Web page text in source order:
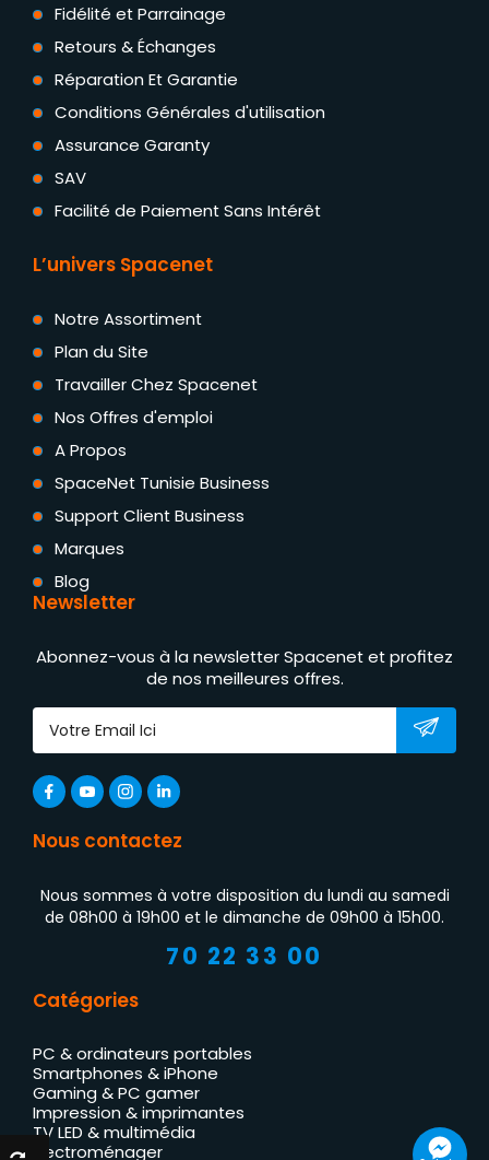
Fidélité et Parrainage
Retours & Échanges
Réparation Et Garantie
Conditions Générales d'utilisation
Assurance Garanty
SAV
Facilité de Paiement Sans Intérêt
L’univers Spacenet
Notre Assortiment
Plan du Site
Travailler Chez Spacenet
Nos Offres d'emploi
A Propos
SpaceNet Tunisie Business
Support Client Business
Marques
Blog
Newsletter
Abonnez-vous à la newsletter Spacenet et profitez
de nos meilleures offres.
Nous contactez
Nous sommes à votre disposition du lundi au samedi
de 08h00 à 19h00 et le dimanche de 09h00 à 15h00.
70 22 33 00
Catégories
PC & ordinateurs portables
Smartphones & iPhone
Gaming & PC gamer
Impression & imprimantes
TV LED & multimédia
Électroménager